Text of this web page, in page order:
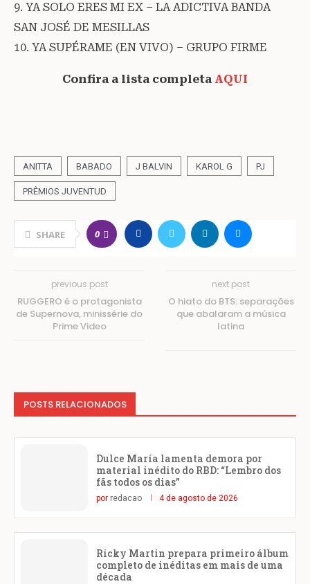
9. YA SOLO ERES MI EX – LA ADICTIVA BANDA
SAN JOSÉ DE MESILLAS
10. YA SUPÉRAME (EN VIVO) – GRUPO FIRME
Confira a lista completa AQUI
ANITTA BABADO J BALVIN KAROL G PJ
PRÊMIOS JUVENTUD
SHARE 0
previous post
RUGGERO é o protagonista
de Supernova, minissérie do
Prime Video
next post
O hiato do BTS: separações
que abalaram a música
latina
POSTS RELACIONADOS
Dulce María lamenta demora por
material inédito do RBD: “Lembro dos
fãs todos os dias”
por redacao 4 de agosto de 2026
Ricky Martin prepara primeiro álbum
completo de inéditas em mais de uma
década